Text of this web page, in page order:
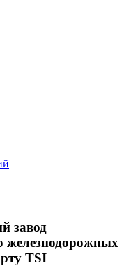
завод
железнодорожных
TSI